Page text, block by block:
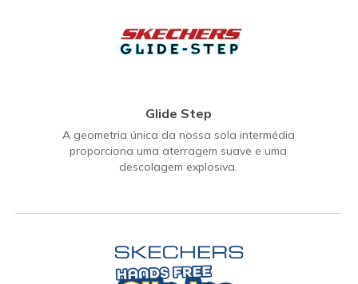
Glide Step
A geometria única da nossa sola intermédia
proporciona uma aterragem suave e uma
descolagem explosiva.